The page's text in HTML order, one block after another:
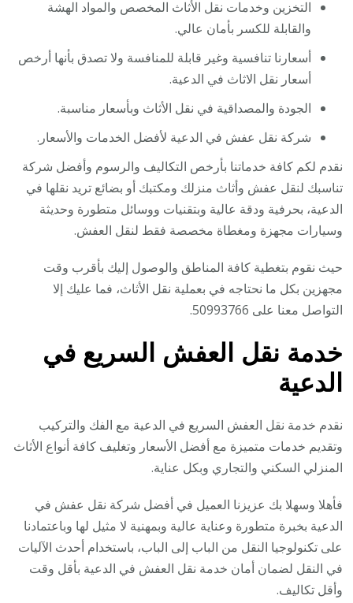
التخزين وخدمات نقل الأثاث المخصص والمواد الهشة
والقابلة للكسر بأمان عالي.
أسعارنا تنافسية وغير قابلة للمنافسة ولا تصدق بأنها أرخص
أسعار نقل الاثاث في الدعية.
الجودة والمصداقية في نقل الأثاث وبأسعار مناسبة.
شركة نقل عفش في الدعية لأفضل الخدمات والأسعار.
نقدم لكم كافة خدماتنا بأرخص التكاليف والرسوم وأفضل شركة
تناسبك لنقل عفش وأثاث منزلك ومكتبك أو بضائع تريد نقلها في
الدعية، بحرفية ودقة عالية وبتقنيات ووسائل متطورة وحديثة
وسيارات مجهزة ومغطاة مخصصة فقط لنقل العفش.
حيث نقوم بتغطية كافة المناطق والوصول إليك بأقرب وقت
مجهزين بكل ما نحتاجه في بعملية نقل الأثاث، فما عليك إلا
التواصل معنا على 50993766.
خدمة نقل العفش السريع في
الدعية
نقدم خدمة نقل العفش السريع في الدعية مع الفك والتركيب
وتقديم خدمات متميزة مع أفضل الأسعار وتغليف كافة أنواع الأثاث
المنزلي السكني والتجاري وبكل عناية.
فأهلا وسهلا بك عزيزنا العميل في أفضل شركة نقل عفش في
الدعية بخبرة متطورة وعناية عالية وبمهنية لا مثيل لها وباعتمادنا
على تكنولوجيا النقل من الباب إلى الباب، باستخدام أحدث الآليات
في النقل لضمان أمان خدمة نقل العفش في الدعية بأقل وقت
وأقل تكاليف.